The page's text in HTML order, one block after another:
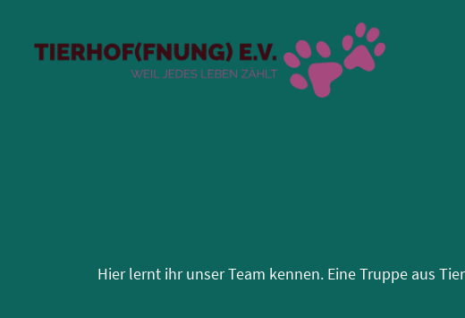
Hier lernt ihr unser Team kennen. Eine Truppe aus